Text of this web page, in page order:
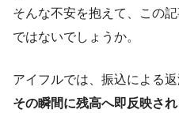
そんな不安を抱えて、この
ではないでしょうか。
アイフルでは、振込による返
その瞬間に残高へ即反映さ